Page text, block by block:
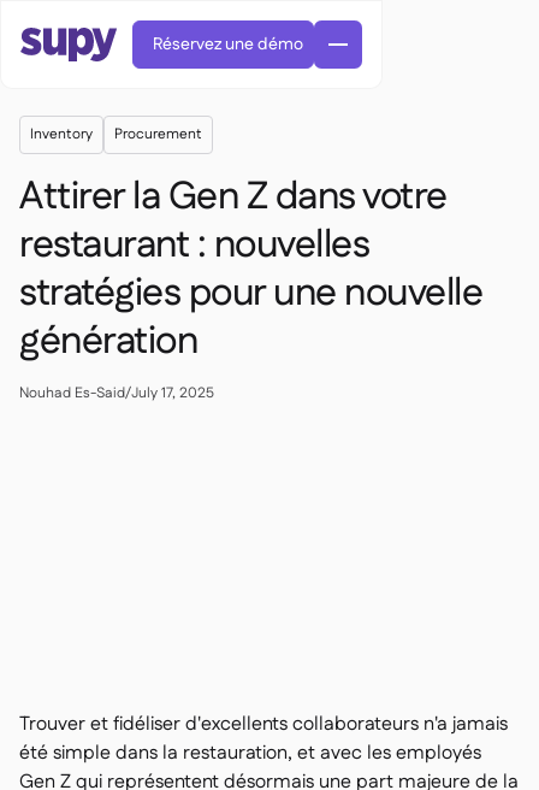
 Commandes et achats
Gestion des fournisseurs
Cuisine centrale
Autorisations et limites
 Comptage des stocks
Transferts d'inventaire
 Gastronomique
Restauration rapide
Réservez une démo
Inventory Procurement
Attirer la Gen Z dans votre
restaurant : nouvelles
stratégies pour une nouvelle
génération
Nouhad Es-Said/July 17, 2025
Trouver et fidéliser d'excellents collaborateurs n'a jamais
été simple dans la restauration, et avec les employés
Gen Z qui représentent désormais une part majeure de la